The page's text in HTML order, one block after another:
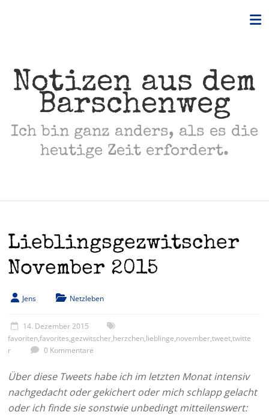
Notizen aus dem
Barschenweg
Ich bin ganz anders, als es die
heutige Zeit erfordert.
Lieblingsgezwitscher
November 2015
Jens Netzleben
14. Dezember 2015
favoriten,favorites,gezwitscher,herzchen,lieblinge,november,tweet,twitte
r
0 Kommentare
Über diese Tweets habe ich im letzten Monat intensiv
nachgedacht oder gekichert oder mich schlapp gelacht
oder ich finde sie sonstwie unbedingt mitteilenswert: